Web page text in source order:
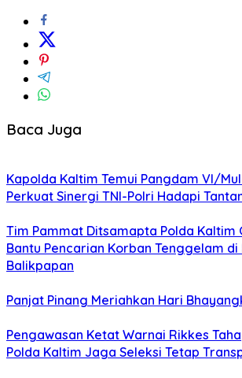
Baca Juga
Kapolda Kaltim Temui Pangdam VI/
Perkuat Sinergi TNI-Polri Hadapi
Tim Pammat Ditsamapta Polda Kaltim
Bantu Pencarian Korban Tenggelam di
Balikpapan
Panjat Pinang Meriahkan Hari
Pengawasan Ketat Warnai Rikkes
Polda Kaltim Jaga Seleksi Tetap